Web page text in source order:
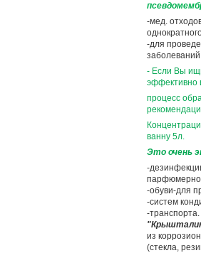
-мед.
-для
- Если Вы
эффективно
процесс
ванну 5л.
Это очень
-
-обуви-для
-систем
-транспорта.
из
(стекла,